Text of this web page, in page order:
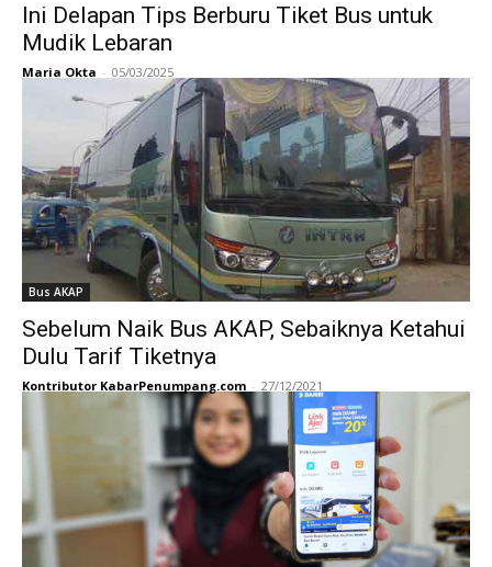
Ini Delapan Tips Berburu Tiket Bus untuk
Mudik Lebaran
Maria Okta - 05/03/2025
Bus AKAP
Sebelum Naik Bus AKAP, Sebaiknya Ketahui
Dulu Tarif Tiketnya
Kontributor KabarPenumpang.com - 27/12/2021